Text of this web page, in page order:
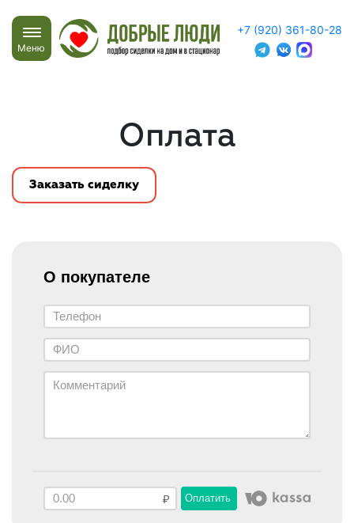
Меню
+7 (920) 361-80-28
Оплата
Заказать сиделку
О покупателе
Оплатить